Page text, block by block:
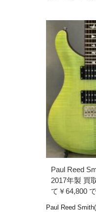
Paul Reed
2017年製 買
て￥64,800
Paul Reed